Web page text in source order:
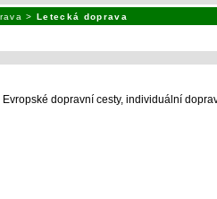
>Letecká doprava
dopravní cesty, individuální